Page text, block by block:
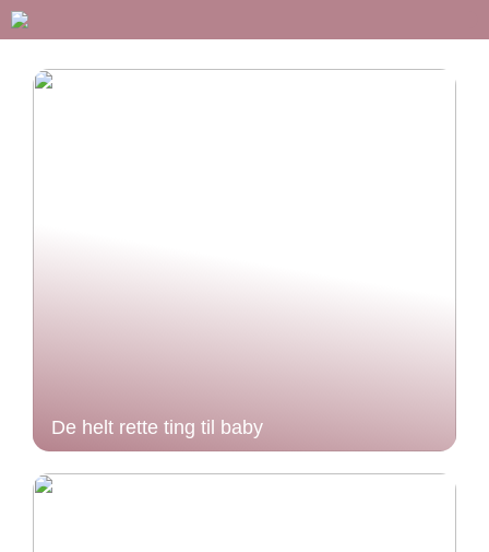
De helt rette ting til baby